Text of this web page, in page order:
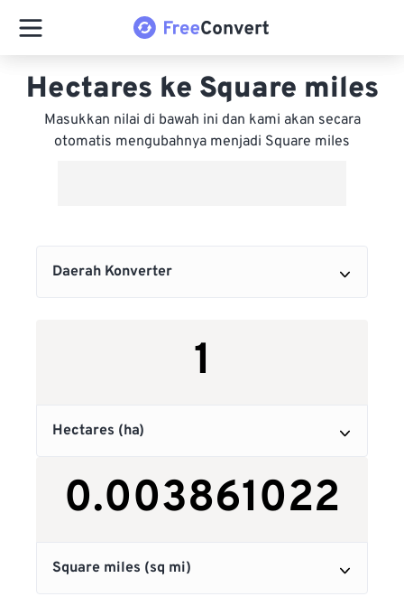
Hectares ke Square miles
Masukkan nilai di bawah ini dan kami akan secara
otomatis mengubahnya menjadi Square miles